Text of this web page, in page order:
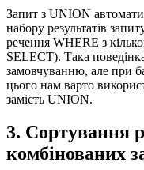
Запит з UNION
набору результатів
речення WHERE з
SELECT). Така
замовчуванню, але при
цього нам варто
замість UNION.
3. Сортування
комбінованих